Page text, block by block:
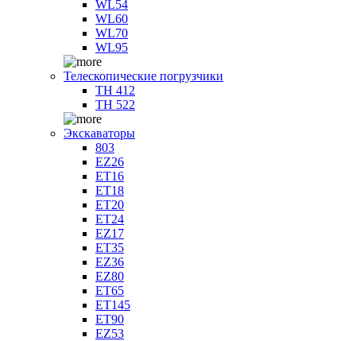
WL54
WL60
WL70
WL95
Телескопические погрузчики
TH 412
TH 522
Экскаваторы
803
EZ26
ET16
ET18
ET20
ET24
EZ17
ET35
EZ36
EZ80
ET65
ET145
ET90
EZ53